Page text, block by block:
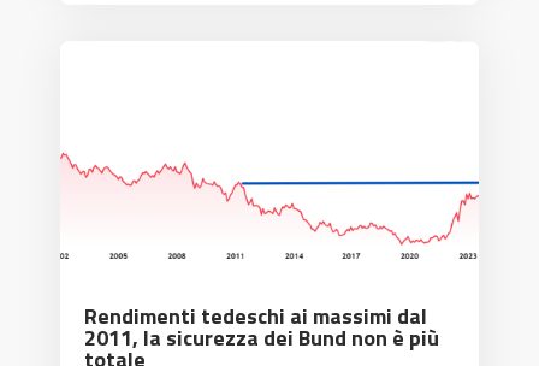
Rendimenti tedeschi ai massimi dal
2011, la sicurezza dei Bund non è più
totale